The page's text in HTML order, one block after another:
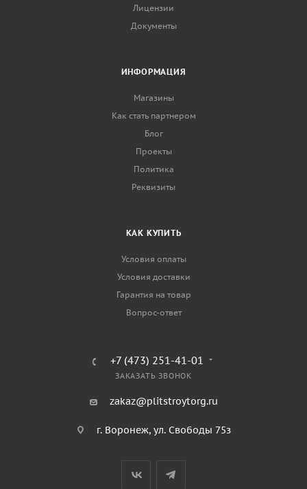
Лицензии
Документы
ИНФОРМАЦИЯ
Магазины
Как стать партнером
Блог
Проекты
Политика
Реквизиты
КАК КУПИТЬ
Условия оплаты
Условия доставки
Гарантия на товар
Вопрос-ответ
+7 (473) 251-41-01
ЗАКАЗАТЬ ЗВОНОК
zakaz@plitstroytorg.ru
г. Воронеж, ул. Свободы 75з